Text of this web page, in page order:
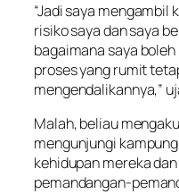
“Jadi saya mengambil
risiko saya dan saya
bagaimana saya
proses yang rumit
mengendalikannya,”
Malah, beliau
mengunjungi
kehidupan mereka
pemandangan-